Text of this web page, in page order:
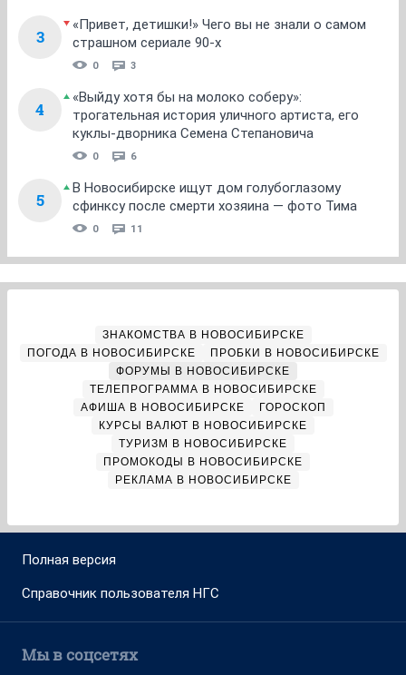
3
«Привет, детишки!» Чего вы не знали о самом
страшном сериале 90-х
0 3
4
«Выйду хотя бы на молоко соберу»:
трогательная история уличного артиста, его
куклы-дворника Семена Степановича
0 6
5
В Новосибирске ищут дом голубоглазому
сфинксу после смерти хозяина — фото Тима
0 11
ЗНАКОМСТВА В НОВОСИБИРСКЕ
ПОГОДА В НОВОСИБИРСКЕ
ПРОБКИ В НОВОСИБИРСКЕ
ФОРУМЫ В НОВОСИБИРСКЕ
ТЕЛЕПРОГРАММА В НОВОСИБИРСКЕ
АФИША В НОВОСИБИРСКЕ
ГОРОСКОП
КУРСЫ ВАЛЮТ В НОВОСИБИРСКЕ
ТУРИЗМ В НОВОСИБИРСКЕ
ПРОМОКОДЫ В НОВОСИБИРСКЕ
РЕКЛАМА В НОВОСИБИРСКЕ
Полная версия
Справочник пользователя НГС
Мы в соцсетях